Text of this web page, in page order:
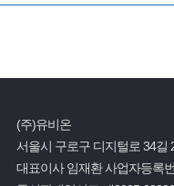
(주)유비온
서울시 구로구 디지털로 34길
대표이사 임재환 사업자등록